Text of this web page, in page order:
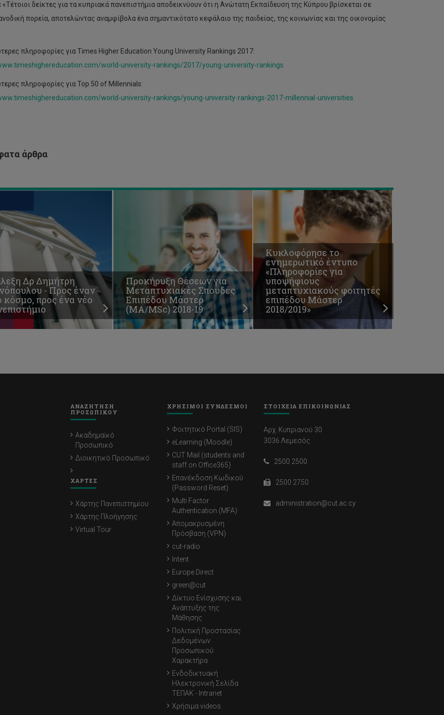
«Τέτοιοι δείκτες για τα κυπριακά πανεπιστήμια αποδεικνύουν ότι η Ανώτατη Εκπαίδευση της Κύπρου βρίσκεται σε
πορεία, αποτελώντας αναμφίβολα ένα σημαντικότατο κεφάλαιο της παιδείας, της κοινωνίας και της οικονομίας
πληροφορίες για Times Higher Education Young University Rankings 2017:
world-university-rankings/2017/young-university-rankings
πληροφορίες για Top 50 of Millennials:
world-university-rankings/young-university-rankings-2017-millennial-universities
άρθρα
Δρ Δημήτρη
- Προς έναν
κόσμο, προς ένα νέο
Προκήρυξη
Θέσεων
για
Προκήρυξη Θέσεων για
Μεταπτυχιακές Σπουδές
Επιπέδου Μάστερ
(ΜΑ/MSc) 2018-19
Κυκλοφόρησε
έντυπο
«Πληροφορίες
Κυκλοφόρησε το
ενημερωτικό έντυπο
«Πληροφορίες για
υποψήφιους
μεταπτυχιακούς φοιτητές
επιπέδου Μάστερ
2018/2019»
ΑΝΑΖΗΤΗΣΗ
ΠΡΟΣΩΠΙΚΟΥ
Ακαδημαϊκό
Προσωπικό
Διοικητικό Προσωπικό
ΧΑΡΤΕΣ
Χάρτης Πανεπιστημίου
Χάρτης Πλοήγησης
Virtual Tour
ΧΡΗΣΙΜΟΙ ΣΥΝΔΕΣΜΟΙ
Φοιτητικό Portal (SIS)
eLearning (Moodle)
CUT Mail (students and
staff on Office365)
Επανέκδοση Κωδικού
(Password Reset)
Multi Factor
Authentication (MFA)
Απομακρυσμένη
Πρόσβαση (VPN)
cut-radio
Intent
Europe Direct
green@cut
Δίκτυο Ενίσχυσης και
Ανάπτυξης της
Μάθησης
Πολιτική Προστασίας
Δεδομένων
Προσωπικού
Χαρακτήρα
Ενδοδικτυακή
Ηλεκτρονική Σελίδα
ΤΕΠΑΚ - Intranet
Χρήσιμα videos
ΣΤΟΙΧΕΙΑ ΕΠΙΚΟΙΝΩΝΙΑΣ
Αρχ. Κυπριανού 30
3036 Λεμεσός
2500 2500
2500 2750
administration@cut.ac.cy